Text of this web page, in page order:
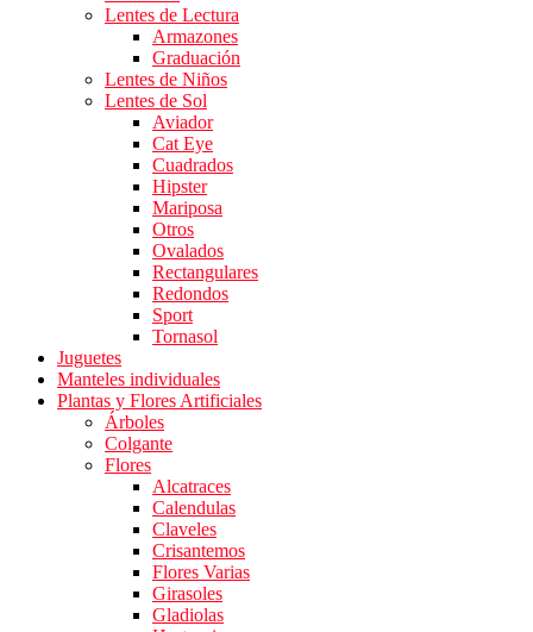
Lentes de Lectura
Armazones
Graduación
Lentes de Niños
Lentes de Sol
Aviador
Cat Eye
Cuadrados
Hipster
Mariposa
Otros
Ovalados
Rectangulares
Redondos
Sport
Tornasol
Juguetes
Manteles individuales
Plantas y Flores Artificiales
Árboles
Colgante
Flores
Alcatraces
Calendulas
Claveles
Crisantemos
Flores Varias
Girasoles
Gladiolas